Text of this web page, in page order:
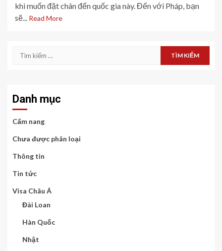
khi muốn đặt chân đến quốc gia này. Đến với Pháp, bạn
sẽ... Read More
Tìm
Danh mục
Cẩm nang
Chưa được phân loại
Thông tin
Tin tức
Visa Châu Á
Đài Loan
Hàn Quốc
Nhật